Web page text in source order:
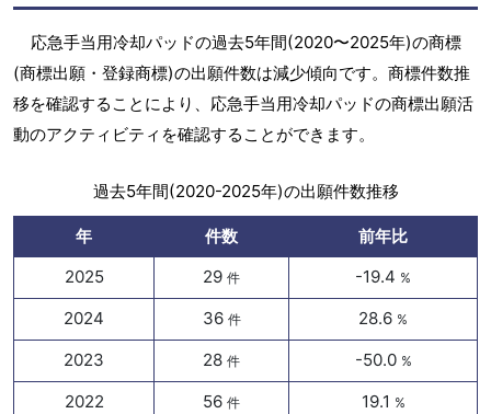
応急手当用冷却パッドの過去5年間(2020〜2025年)の商標
(商標出願・登録商標)の出願件数は減少傾向です。商標件数推
移を確認することにより、応急手当用冷却パッドの商標出願活
動のアクティビティを確認することができます。
過去5年間(2020-2025年)の出願件数推移
年 件数
前年比
2025
29 件 -19.4 %
2024 36 件 28.6 %
2023 28 件 -50.0 %
2022 56 件 19.1 %